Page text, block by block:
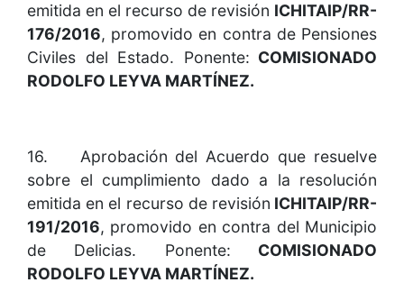
emitida en el recurso de revisión ICHITAIP/RR-
176/2016, promovido en contra de Pensiones
Civiles del Estado. Ponente: COMISIONADO
RODOLFO LEYVA MARTÍNEZ.
16. Aprobación del Acuerdo que resuelve
sobre el cumplimiento dado a la resolución
emitida en el recurso de revisión ICHITAIP/RR-
191/2016, promovido en contra del Municipio
de Delicias. Ponente: COMISIONADO
RODOLFO LEYVA MARTÍNEZ.